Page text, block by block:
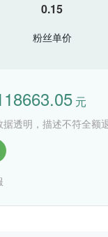
0.15
粉丝单价
元
透明，描述不符全额